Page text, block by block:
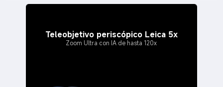
Teleobjetivo periscópico Leica 5x
Zoom Ultra con IA de hasta 120x